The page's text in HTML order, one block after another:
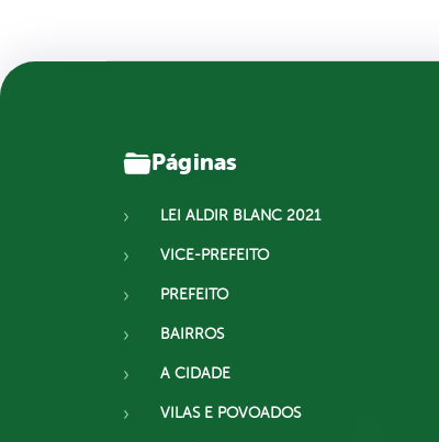
Páginas
LEI ALDIR BLANC 2021
VICE-PREFEITO
PREFEITO
BAIRROS
A CIDADE
VILAS E POVOADOS